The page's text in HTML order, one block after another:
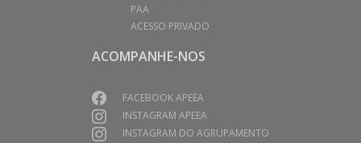
PAA
ACESSO PRIVADO
ACOMPANHE-NOS
FACEBOOK APEEA
INSTAGRAM APEEA
INSTAGRAM DO AGRUPAMENTO